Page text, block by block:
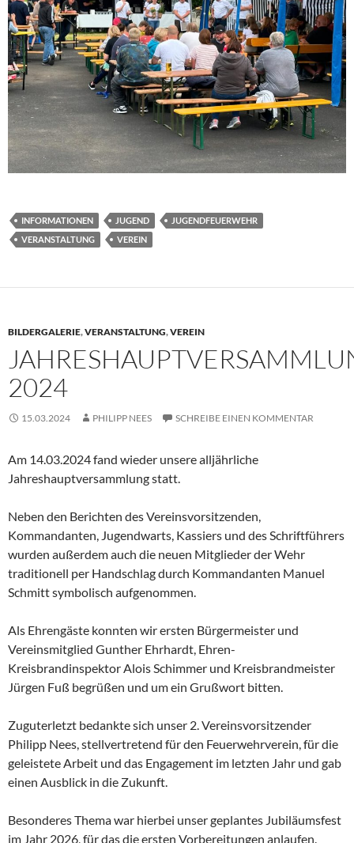
INFORMATIONEN JUGEND
JUGENDFEUERWEHR
VERANSTALTUNG
VEREIN
BILDERGALERIE,VERANSTALTUNG,VEREIN
2024
15.03.2024 PHILIPP NEES SCHREIBE EINEN KOMMENTAR
Am 14.03.2024 fand wieder unsere alljährliche
Jahreshauptversammlung statt.
Neben den Berichten des Vereinsvorsitzenden,
Kommandanten, Jugendwarts, Kassiers und des Schriftführers
wurden außerdem auch die neuen Mitglieder der Wehr
traditionell per Handschlag durch Kommandanten Manuel
Schmitt symbolisch aufgenommen.
Als Ehrengäste konnten wir ersten Bürgermeister und
Vereinsmitglied Gunther Ehrhardt, Ehren-
Kreisbrandinspektor Alois Schimmer und Kreisbrandmeister
Jürgen Fuß begrüßen und um ein Grußwort bitten.
Zuguterletzt bedankte sich unser 2. Vereinsvorsitzender
Philipp Nees, stellvertretend für den Feuerwehrverein, für die
geleistete Arbeit und das Engagement im letzten Jahr und gab
einen Ausblick in die Zukunft.
Besonderes Thema war hierbei unser geplantes Jubiläumsfest
im Jahr 2026, für das die ersten Vorbereitungen anlaufen.